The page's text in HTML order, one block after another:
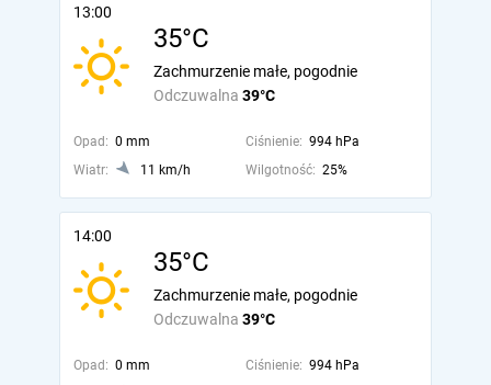
13:00
35°C
Odczuwalna 39°C
Zachmurzenie małe, pogodnie
Opad: 0 mm Ciśnienie: 994 hPa
Wiatr:
11 km/h Wilgotność: 25%
14:00
35°C
Odczuwalna 39°C
Zachmurzenie małe, pogodnie
Opad: 0 mm Ciśnienie: 994 hPa